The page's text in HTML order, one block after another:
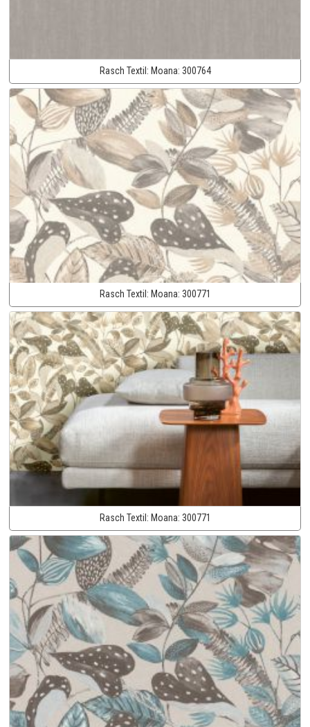
Rasch Textil: Moana: 300764
Rasch Textil: Moana: 300771
Rasch Textil: Moana: 300771